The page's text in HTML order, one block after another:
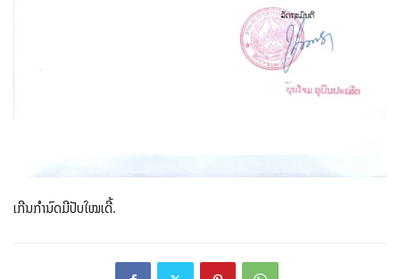
ເກີນກຳນົດມີປັບໃໝເດີ້.